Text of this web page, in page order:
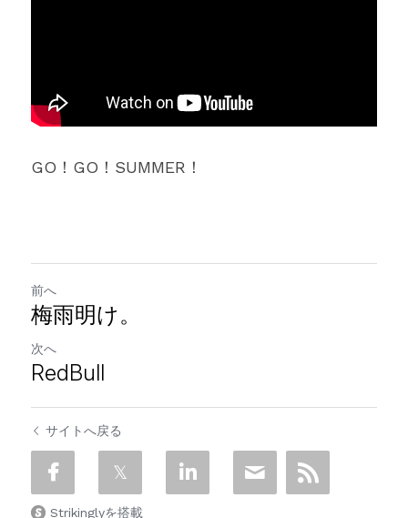
GO！GO！SUMMER！
前へ
梅雨明け。
次へ
RedBull
サイトへ戻る
Strikinglyを搭載